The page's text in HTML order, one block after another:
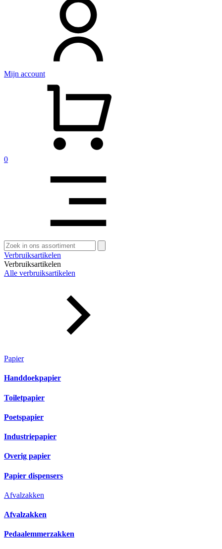
Mijn account
0
Zoeken
naar:
Verbruiksartikelen
Verbruiksartikelen
Alle verbruiksartikelen
Papier
Handdoekpapier
Toiletpapier
Poetspapier
Industriepapier
Overig papier
Papier dispensers
Afvalzakken
Afvalzakken
Pedaalemmerzakken